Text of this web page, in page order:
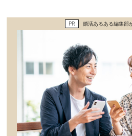
感動
心の処方箋
カルチャー・トレンド・芸能
PR 婚活あるある編集部